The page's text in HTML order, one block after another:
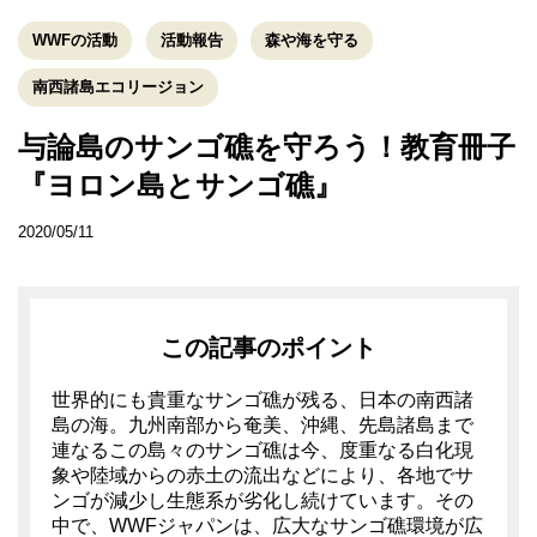
WWFの活動 活動報告 森や海を守る
南西諸島エコリージョン
与論島のサンゴ礁を守ろう！教育冊子
『ヨロン島とサンゴ礁』
2020/05/11
この記事のポイント
世界的にも貴重なサンゴ礁が残る、日本の南西諸
島の海。九州南部から奄美、沖縄、先島諸島まで
連なるこの島々のサンゴ礁は今、度重なる白化現
象や陸域からの赤土の流出などにより、各地でサ
ンゴが減少し生態系が劣化し続けています。その
中で、WWFジャパンは、広大なサンゴ礁環境が広